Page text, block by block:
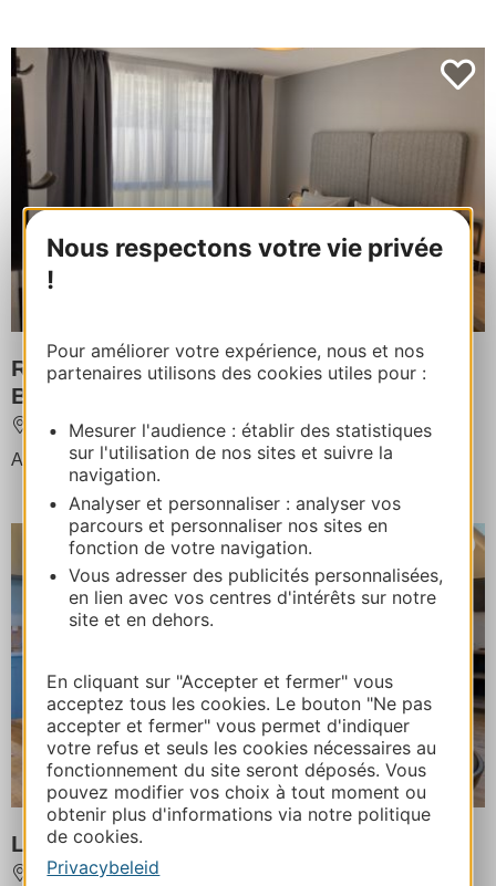
Nous respectons votre vie privée
!
Pour améliorer votre expérience, nous et nos
partenaires utilisons des cookies utiles pour :
Mesurer l'audience : établir des statistiques
sur l'utilisation de nos sites et suivre la
navigation.
Analyser et personnaliser : analyser vos
parcours et personnaliser nos sites en
fonction de votre navigation.
Vous adresser des publicités personnalisées,
en lien avec vos centres d'intérêts sur notre
site et en dehors.
En cliquant sur "Accepter et fermer" vous
acceptez tous les cookies. Le bouton "Ne pas
accepter et fermer" vous permet d'indiquer
votre refus et seuls les cookies nécessaires au
fonctionnement du site seront déposés. Vous
pouvez modifier vos choix à tout moment ou
obtenir plus d'informations via notre politique
de cookies.
Privacybeleid
RESIDENCE ODALYS CITY TOULOUSE
BLAGNAC AEROPORT
BLAGNAC
Accommodatie capaciteit : 320 personnes
LES BALCONS DE L'YSE
LUZ-SAINT-SAUVEUR